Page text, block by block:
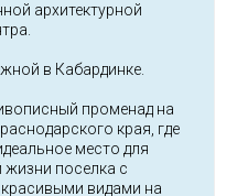
архитектурной
в Кабардинке.
променад на
края, где
место для
жизни поселка с
видами на